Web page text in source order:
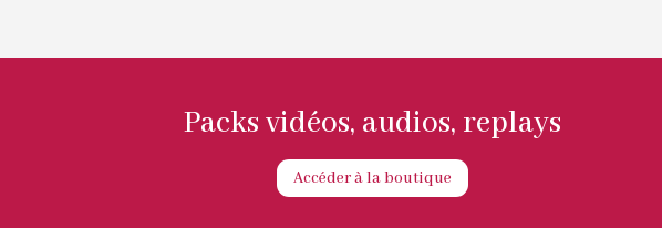
Packs vidéos, audios, replays
Accéder à la boutique